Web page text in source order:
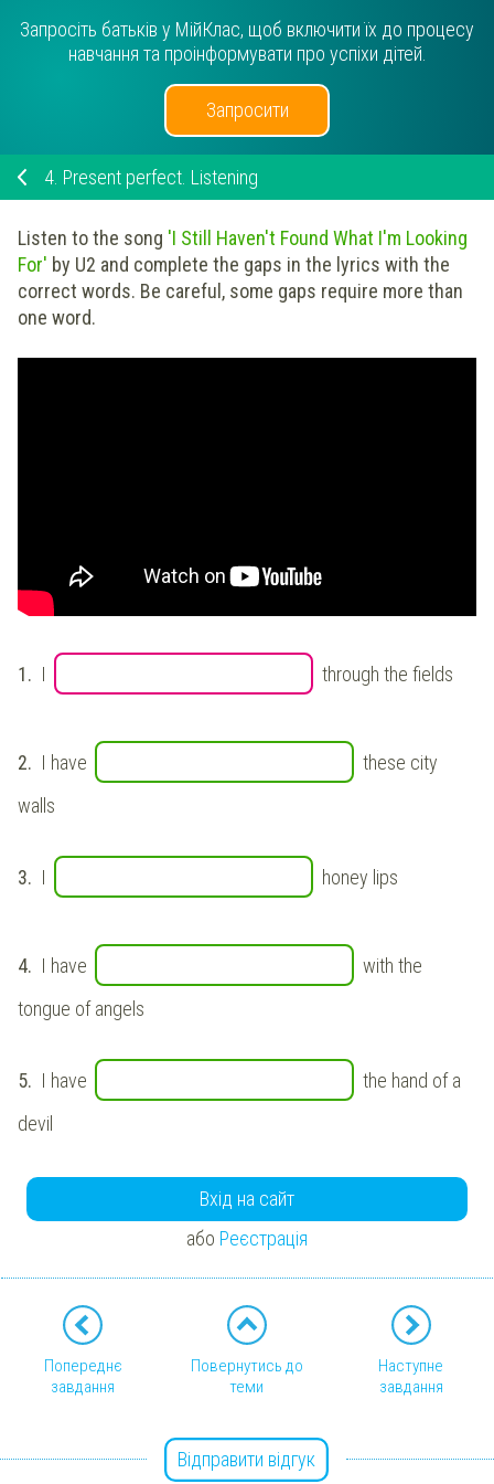
Запросіть батьків у МійКлас, щоб включити їх до процесу
навчання та проінформувати про успіхи дітей.
Запросити
4. Present perfect. Listening
Listen to the song 'I Still Haven't Found What I'm Looking
For' by U2 and complete the gaps in the lyrics with the
correct words. Be careful, some gaps require more than
one word.
1. I through the fields
2. I have
these city
walls
3. I honey lips
4. I have
with the
tongue of angels
5. I have
the hand of a
devil
Вхід на сайт
або Реєстрація
Попереднє
завдання
Повернутись до
теми
Наступне
завдання
Відправити відгук